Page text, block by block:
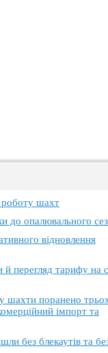
роботу шахт
до опалювального
відновлення
перегляд тарифу на
шахти поранено
імпорт та
без блекаутів та